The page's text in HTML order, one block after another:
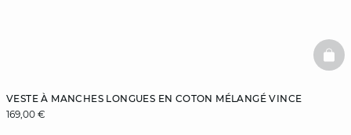
VESTE À MANCHES LONGUES EN COTON MÉLANGÉ VINCE
169,00 €